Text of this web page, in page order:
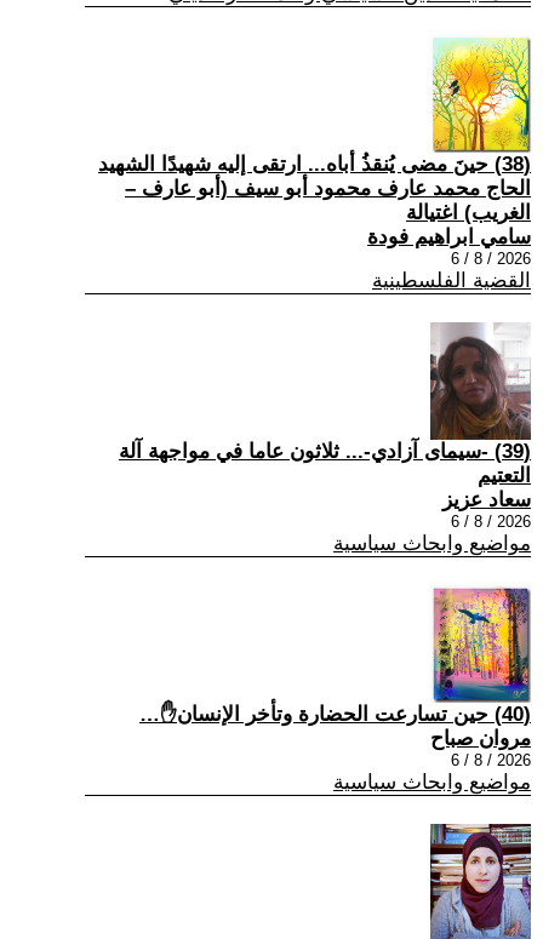
(38) حينَ مضى يُنقذُ أباه... ارتقى إليه شهيدًا الشهيد
الحاج محمد عارف محمود أبو سيف (أبو عارف –
الغريب) اغتيالة
سامي ابراهيم فودة
2026 / 8 / 6
القضية الفلسطينية
(39) -سيمای آزادي-... ثلاثون عاما في مواجهة آلة
التعتيم
سعاد عزيز
2026 / 8 / 6
مواضيع وابحاث سياسية
(40) حين تسارعت الحضارة وتأخر الإنسان✋…
مروان صباح
2026 / 8 / 6
مواضيع وابحاث سياسية